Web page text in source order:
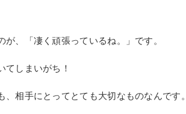
、「凄く頑張っているね。」です。
てしまいがち！
相手にとってとても大切なものなんです。